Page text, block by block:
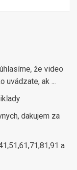
že video
uvádzate, ak ...
dakujem za
a